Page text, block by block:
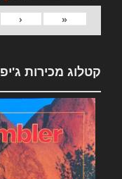
«
‹
קטלוג מכירות ג'יפ 1981